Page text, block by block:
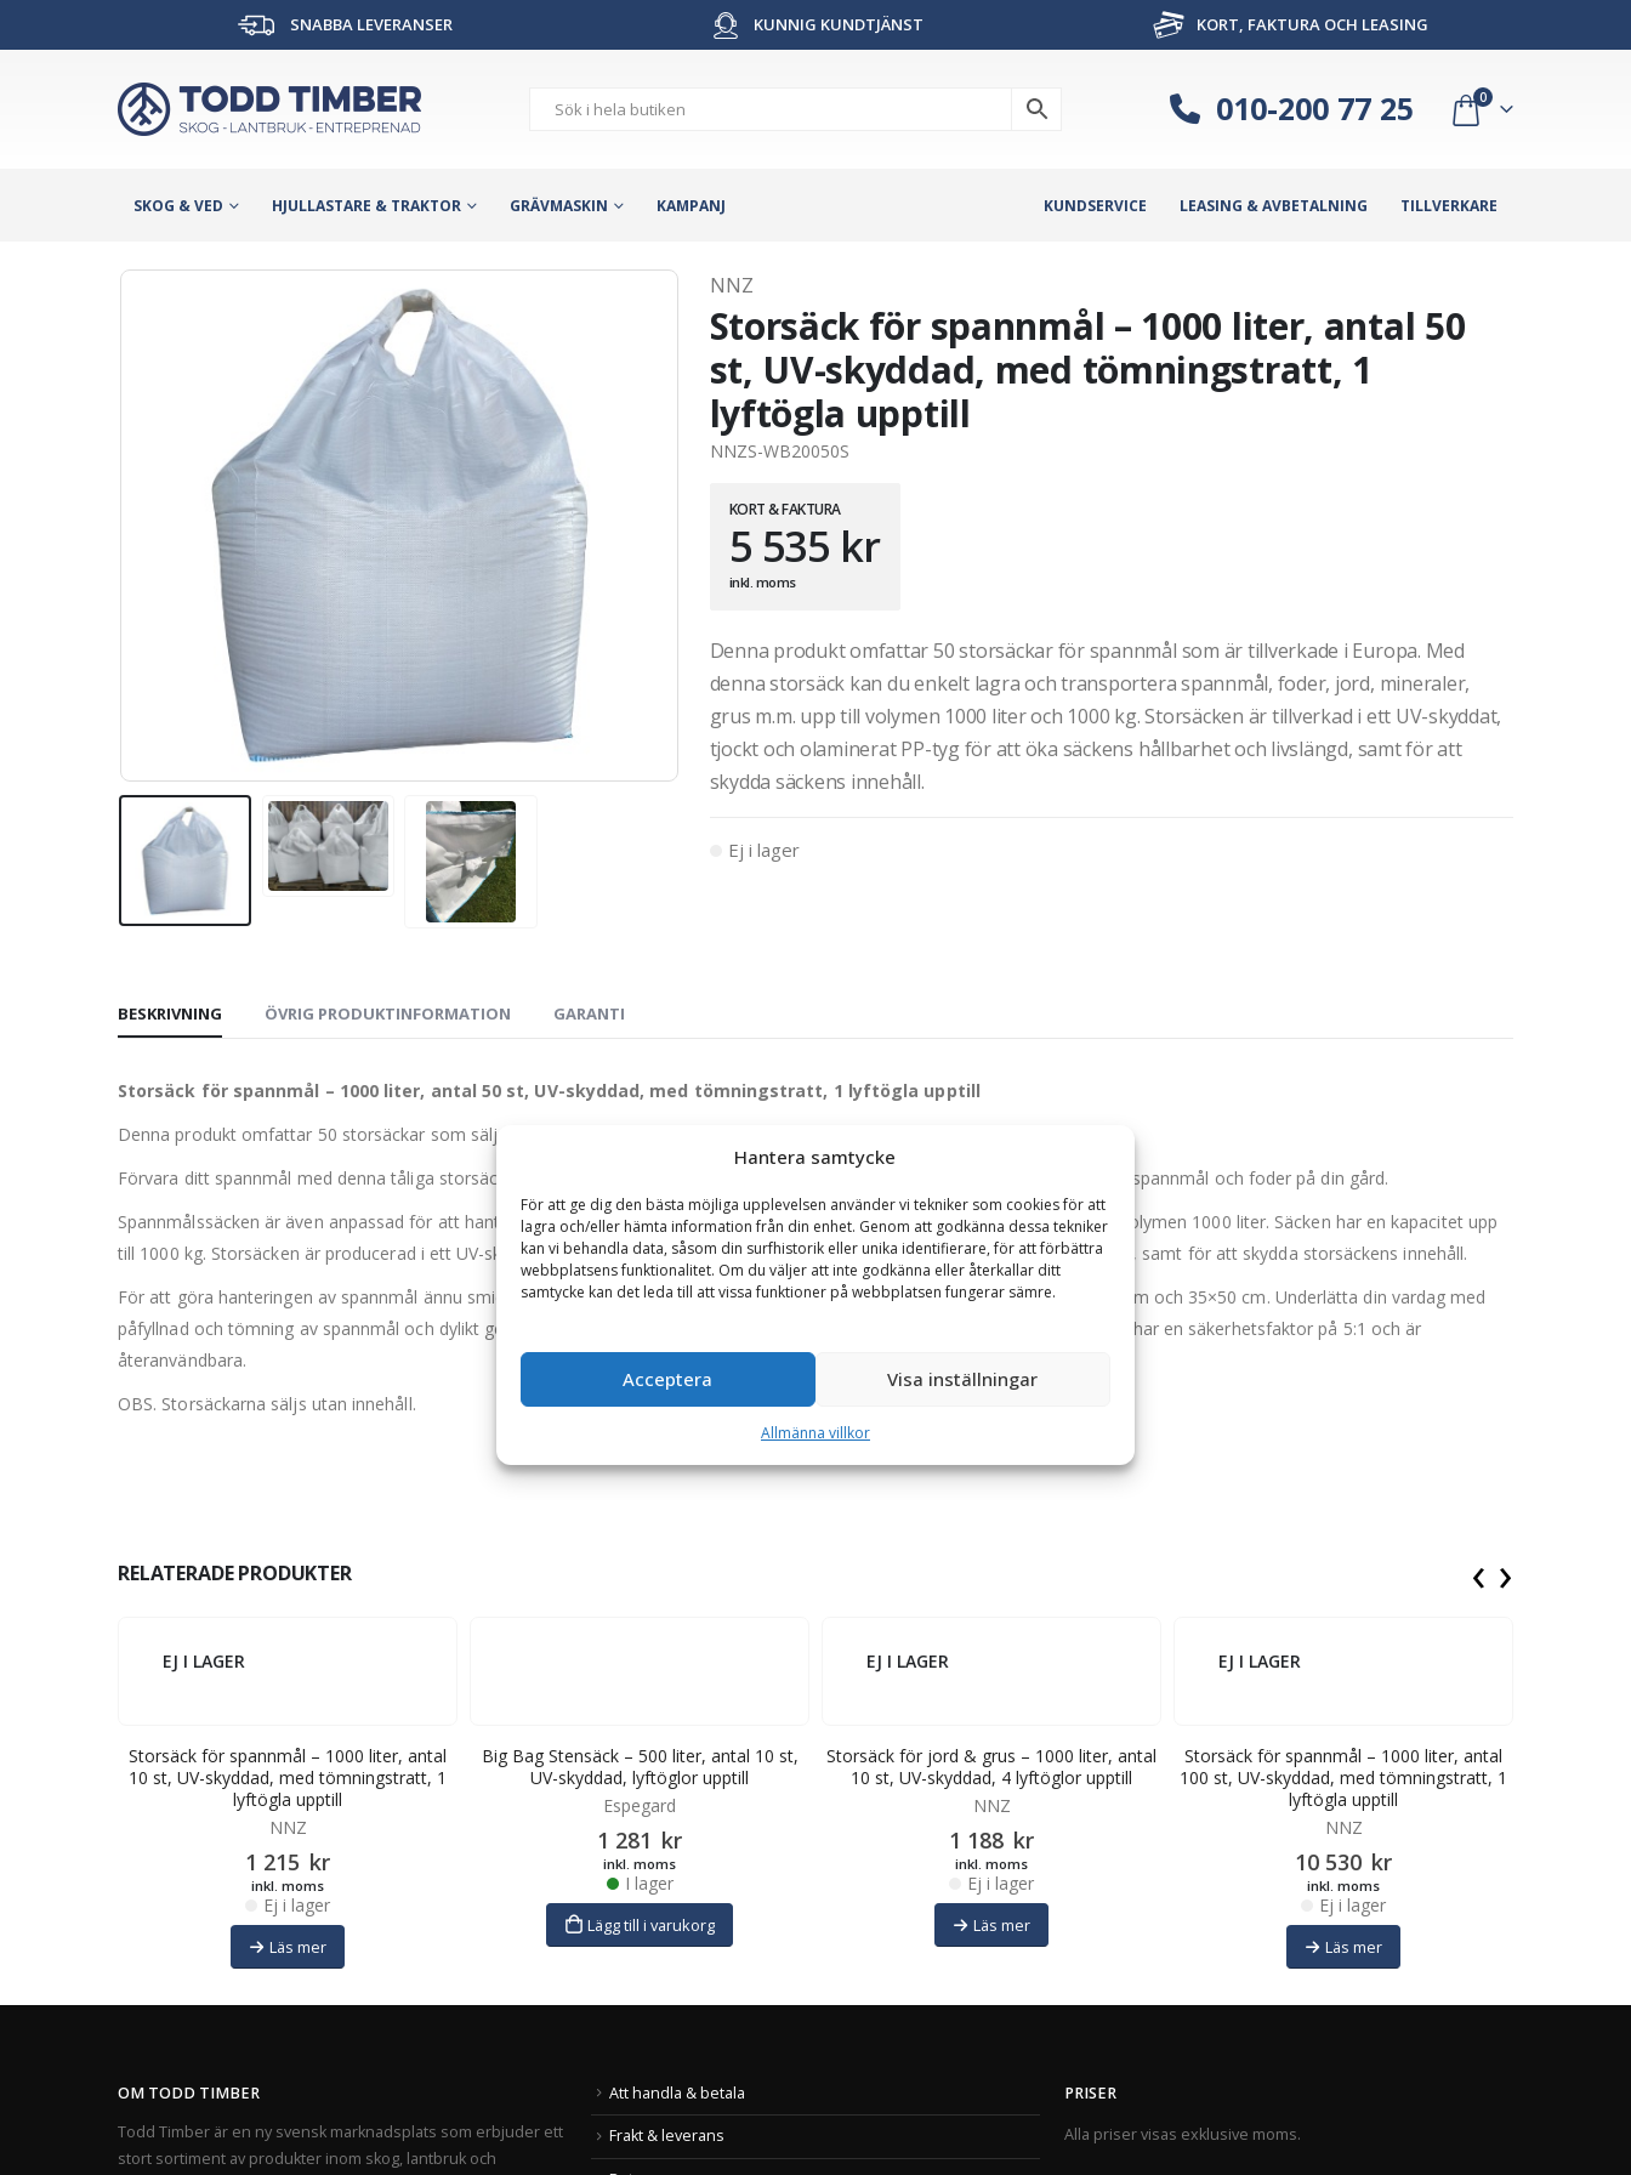
Hantera samtycke
För att ge dig den bästa möjliga upplevelsen använder vi tekniker som cookies för att
lagra och/eller hämta information från din enhet. Genom att godkänna dessa tekniker
kan vi behandla data, såsom din surfhistorik eller unika identifierare, för att förbättra
webbplatsens funktionalitet. Om du väljer att inte godkänna eller återkallar ditt
samtycke kan det leda till att vissa funktioner på webbplatsen fungerar sämre.
Acceptera Visa inställningar
Allmänna villkor
SNABBA LEVERANSER KUNNIG KUNDTJÄNST KORT, FAKTURA OCH LEASING
010-200 77 25 0
SKOG & VED HJULLASTARE & TRAKTOR GRÄVMASKIN KAMPANJ KUNDSERVICE LEASING & AVBETALNING TILLVERKARE
NNZ
Storsäck för spannmål – 1000 liter, antal 50
st, UV-skyddad, med tömningstratt, 1
lyftögla upptill
NNZS-WB20050S
KORT & FAKTURA
5 535 kr
inkl. moms
Denna produkt omfattar 50 storsäckar för spannmål som är tillverkade i Europa. Med
denna storsäck kan du enkelt lagra och transportera spannmål, foder, jord, mineraler,
grus m.m. upp till volymen 1000 liter och 1000 kg. Storsäcken är tillverkad i ett UV-skyddat,
tjockt och olaminerat PP-tyg för att öka säckens hållbarhet och livslängd, samt för att
skydda säckens innehåll.
Ej i lager
BESKRIVNING ÖVRIG PRODUKTINFORMATION GARANTI
Storsäck för spannmål – 1000 liter, antal 50 st, UV-skyddad, med tömningstratt, 1 lyftögla upptill
Denna produkt omfattar 50 storsäckar som säljs utan innehåll.
Förvara ditt spannmål med denna tåliga storsäck! Säcken är konstruerad just för att du ska enkelt kunna lagra och transportera spannmål och foder på din gård.
Spannmålssäcken är även anpassad för att hantera andra typer av material som exempelvis grus, sand, jord och avfall upp till volymen 1000 liter. Säcken har en kapacitet upp
till 1000 kg. Storsäcken är producerad i ett UV-skyddat, tjockt och olaminerat PP-tyg för att öka säckens hållbarhet och livslängd, samt för att skydda storsäckens innehåll.
För att göra hanteringen av spannmål ännu smidigare har säckarna både en tömnings- och påfyllningstratt med måtten 25×50 cm och 35×50 cm. Underlätta din vardag med
påfyllnad och tömning av spannmål och dylikt genom att använda storsäckens praktiska lyftögla för upphängning. Storsäckarna har en säkerhetsfaktor på 5:1 och är
återanvändbara.
OBS. Storsäckarna säljs utan innehåll.
RELATERADE PRODUKTER
EJ I LAGER
Storsäck för spannmål – 1000 liter, antal
10 st, UV-skyddad, med tömningstratt, 1
lyftögla upptill
NNZ
1 215 kr
inkl. moms
Ej i lager
Läs mer
Big Bag Stensäck – 500 liter, antal 10 st,
UV-skyddad, lyftöglor upptill
Espegard
1 281 kr
inkl. moms
I lager
Lägg till i varukorg
EJ I LAGER
Storsäck för jord & grus – 1000 liter, antal
10 st, UV-skyddad, 4 lyftöglor upptill
NNZ
1 188 kr
inkl. moms
Ej i lager
Läs mer
EJ I LAGER
Storsäck för spannmål – 1000 liter, antal
100 st, UV-skyddad, med tömningstratt, 1
lyftögla upptill
NNZ
10 530 kr
inkl. moms
Ej i lager
Läs mer
‹ ›
OM TODD TIMBER
Todd Timber är en ny svensk marknadsplats som erbjuder ett
stort sortiment av produkter inom skog, lantbruk och
Att handla & betala
Frakt & leverans
PRISER
Alla priser visas exklusive moms.